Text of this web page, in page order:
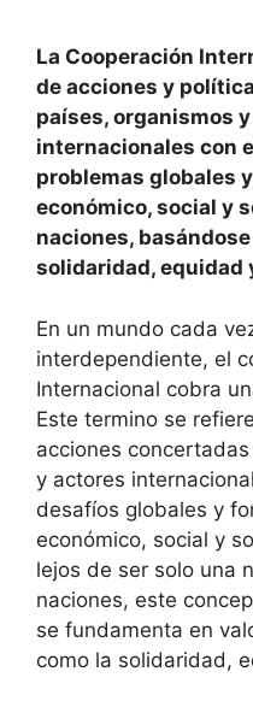
La Cooperación
de acciones y
países, organismos
internacionales con
problemas globales
económico, social y
naciones,
solidaridad, equidad
En un mundo cada
interdependiente, el
Internacional cobra
Este termino se
acciones
y actores
desafíos globales y
económico, social y
lejos de ser solo una
naciones, este
se fundamenta en
como la solidaridad,